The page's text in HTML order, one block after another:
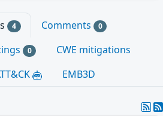
4 Comments 0
0
CWE mitigations
EMB3D